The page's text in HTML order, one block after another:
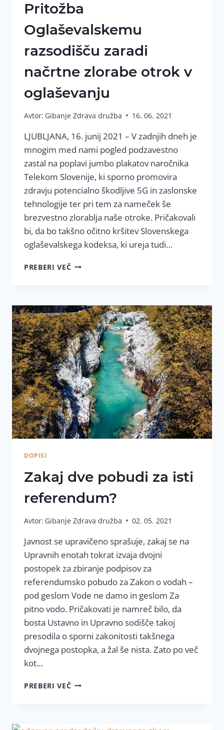
Pritožba
Oglaševalskemu
razsodišču zaradi
načrtne zlorabe otrok v
oglaševanju
Avtor: Gibanje Zdrava družba 16. 06. 2021
LJUBLJANA, 16. junij 2021 – V zadnjih dneh je
mnogim med nami pogled podzavestno
zastal na poplavi jumbo plakatov naročnika
Telekom Slovenije, ki sporno promovira
zdravju potencialno škodljive 5G in zaslonske
tehnologije ter pri tem za nameček še
brezvestno zlorablja naše otroke. Pričakovali
bi, da bo takšno očitno kršitev Slovenskega
oglaševalskega kodeksa, ki ureja tudi…
PREBERI VEČPRITOŽBA
NAČRTNE
ZLORABE
OTROK
V
OGLAŠEVANJU
DOPISI
Zakaj dve pobudi za isti
referendum?
Avtor: Gibanje Zdrava družba 02. 05. 2021
Javnost se upravičeno sprašuje, zakaj se na
Upravnih enotah tokrat izvaja dvojni
postopek za zbiranje podpisov za
referendumsko pobudo za Zakon o vodah –
pod geslom Vode ne damo in geslom Za
pitno vodo. Pričakovati je namreč bilo, da
bosta Ustavno in Upravno sodišče takoj
presodila o sporni zakonitosti takšnega
dvojnega postopka, a žal še nista. Zato po več
kot…
PREBERI VEČZAKAJ